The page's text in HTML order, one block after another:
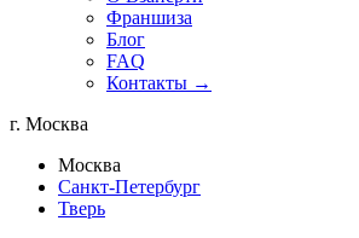
Франшиза
Блог
FAQ
Контакты →
г. Москва
Москва
Санкт-Петербург
Тверь